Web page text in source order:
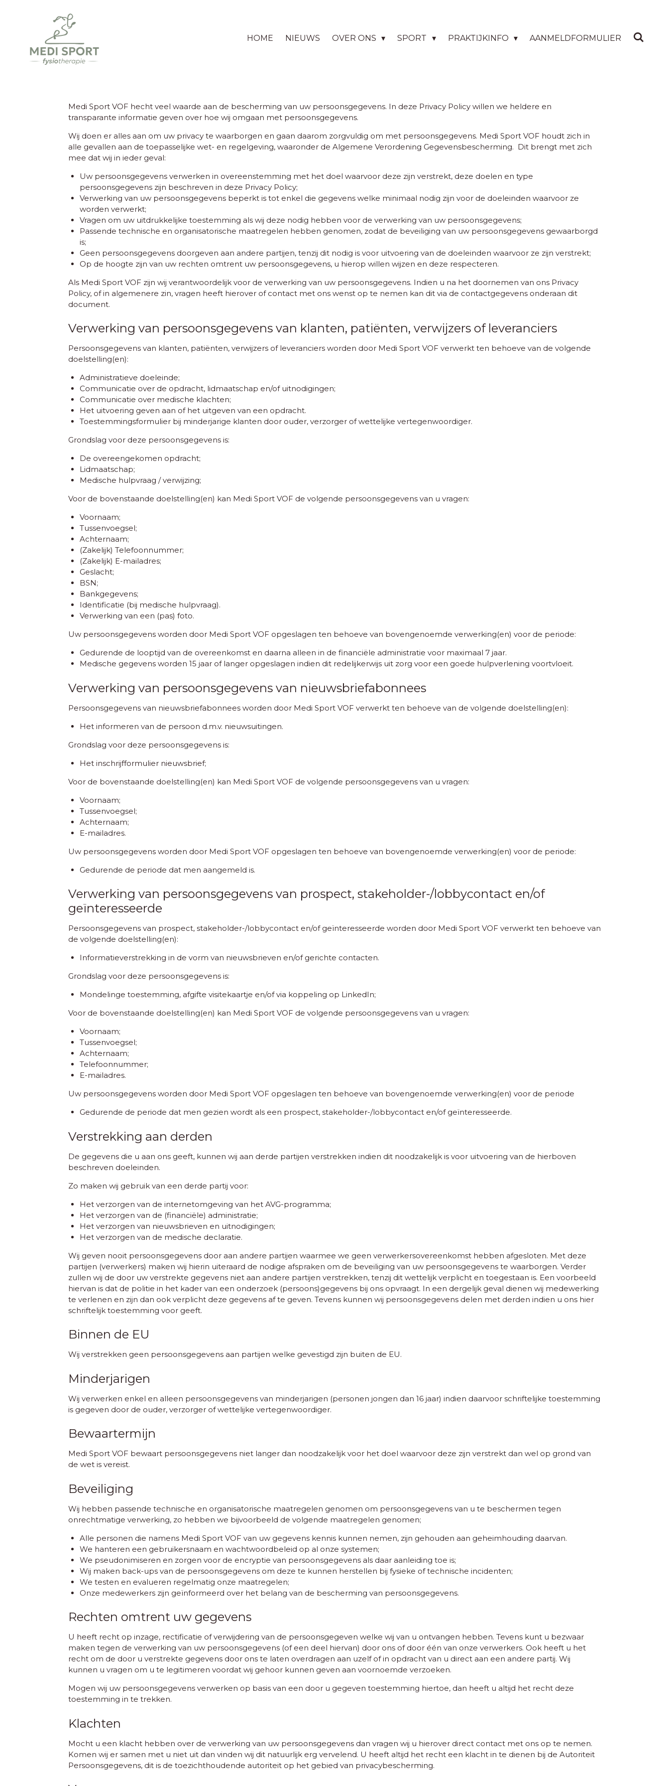
hoofdinhoud
HOME NIEUWS OVER ONS SPORT PRAKTIJKINFO AANMELDFORMULIER
Medi Sport VOF hecht veel waarde aan de bescherming van uw persoonsgegevens. In deze Privacy Policy willen we heldere en
transparante informatie geven over hoe wij omgaan met persoonsgegevens.
Wij doen er alles aan om uw privacy te waarborgen en gaan daarom zorgvuldig om met persoonsgegevens. Medi Sport VOF houdt zich in
alle gevallen aan de toepasselijke wet- en regelgeving, waaronder de Algemene Verordening Gegevensbescherming. Dit brengt met zich
mee dat wij in ieder geval:
Uw persoonsgegevens verwerken in overeenstemming met het doel waarvoor deze zijn verstrekt, deze doelen en type
persoonsgegevens zijn beschreven in deze Privacy Policy;
Verwerking van uw persoonsgegevens beperkt is tot enkel die gegevens welke minimaal nodig zijn voor de doeleinden waarvoor ze
worden verwerkt;
Vragen om uw uitdrukkelijke toestemming als wij deze nodig hebben voor de verwerking van uw persoonsgegevens;
Passende technische en organisatorische maatregelen hebben genomen, zodat de beveiliging van uw persoonsgegevens gewaarborgd
is;
Geen persoonsgegevens doorgeven aan andere partijen, tenzij dit nodig is voor uitvoering van de doeleinden waarvoor ze zijn verstrekt;
Op de hoogte zijn van uw rechten omtrent uw persoonsgegevens, u hierop willen wijzen en deze respecteren.
Als Medi Sport VOF zijn wij verantwoordelijk voor de verwerking van uw persoonsgegevens. Indien u na het doornemen van ons Privacy
Policy, of in algemenere zin, vragen heeft hierover of contact met ons wenst op te nemen kan dit via de contactgegevens onderaan dit
document.
Verwerking van persoonsgegevens van klanten, patiënten, verwijzers of leveranciers
Persoonsgegevens van klanten, patiënten, verwijzers of leveranciers worden door Medi Sport VOF verwerkt ten behoeve van de volgende
doelstelling(en):
Administratieve doeleinde;
Communicatie over de opdracht, lidmaatschap en/of uitnodigingen;
Communicatie over medische klachten;
Het uitvoering geven aan of het uitgeven van een opdracht.
Toestemmingsformulier bij minderjarige klanten door ouder, verzorger of wettelijke vertegenwoordiger.
Grondslag voor deze persoonsgegevens is:
De overeengekomen opdracht;
Lidmaatschap;
Medische hulpvraag / verwijzing;
Voor de bovenstaande doelstelling(en) kan Medi Sport VOF de volgende persoonsgegevens van u vragen:
Voornaam;
Tussenvoegsel;
Achternaam;
(Zakelijk) Telefoonnummer;
(Zakelijk) E-mailadres;
Geslacht;
BSN;
Bankgegevens;
Identificatie (bij medische hulpvraag).
Verwerking van een (pas) foto.
Uw persoonsgegevens worden door Medi Sport VOF opgeslagen ten behoeve van bovengenoemde verwerking(en) voor de periode:
Gedurende de looptijd van de overeenkomst en daarna alleen in de financiële administratie voor maximaal 7 jaar.
Medische gegevens worden 15 jaar of langer opgeslagen indien dit redelijkerwijs uit zorg voor een goede hulpverlening voortvloeit.
Verwerking van persoonsgegevens van nieuwsbriefabonnees
Persoonsgegevens van nieuwsbriefabonnees worden door Medi Sport VOF verwerkt ten behoeve van de volgende doelstelling(en):
Het informeren van de persoon d.m.v. nieuwsuitingen.
Grondslag voor deze persoonsgegevens is:
Het inschrijfformulier nieuwsbrief;
Voor de bovenstaande doelstelling(en) kan Medi Sport VOF de volgende persoonsgegevens van u vragen:
Voornaam;
Tussenvoegsel;
Achternaam;
E-mailadres.
Uw persoonsgegevens worden door Medi Sport VOF opgeslagen ten behoeve van bovengenoemde verwerking(en) voor de periode:
Gedurende de periode dat men aangemeld is.
Verwerking van persoonsgegevens van prospect, stakeholder-/lobbycontact en/of
geïnteresseerde
Persoonsgegevens van prospect, stakeholder-/lobbycontact en/of geïnteresseerde worden door Medi Sport VOF verwerkt ten behoeve van
de volgende doelstelling(en):
Informatieverstrekking in de vorm van nieuwsbrieven en/of gerichte contacten.
Grondslag voor deze persoonsgegevens is:
Mondelinge toestemming, afgifte visitekaartje en/of via koppeling op LinkedIn;
Voor de bovenstaande doelstelling(en) kan Medi Sport VOF de volgende persoonsgegevens van u vragen:
Voornaam;
Tussenvoegsel;
Achternaam;
Telefoonnummer;
E-mailadres.
Uw persoonsgegevens worden door Medi Sport VOF opgeslagen ten behoeve van bovengenoemde verwerking(en) voor de periode
Gedurende de periode dat men gezien wordt als een prospect, stakeholder-/lobbycontact en/of geïnteresseerde.
Verstrekking aan derden
De gegevens die u aan ons geeft, kunnen wij aan derde partijen verstrekken indien dit noodzakelijk is voor uitvoering van de hierboven
beschreven doeleinden.
Zo maken wij gebruik van een derde partij voor:
Het verzorgen van de internetomgeving van het AVG-programma;
Het verzorgen van de (financiële) administratie;
Het verzorgen van nieuwsbrieven en uitnodigingen;
Het verzorgen van de medische declaratie.
Wij geven nooit persoonsgegevens door aan andere partijen waarmee we geen verwerkersovereenkomst hebben afgesloten. Met deze
partijen (verwerkers) maken wij hierin uiteraard de nodige afspraken om de beveiliging van uw persoonsgegevens te waarborgen. Verder
zullen wij de door uw verstrekte gegevens niet aan andere partijen verstrekken, tenzij dit wettelijk verplicht en toegestaan is. Een voorbeeld
hiervan is dat de politie in het kader van een onderzoek (persoons)gegevens bij ons opvraagt. In een dergelijk geval dienen wij medewerking
te verlenen en zijn dan ook verplicht deze gegevens af te geven. Tevens kunnen wij persoonsgegevens delen met derden indien u ons hier
schriftelijk toestemming voor geeft.
Binnen de EU
Wij verstrekken geen persoonsgegevens aan partijen welke gevestigd zijn buiten de EU.
Minderjarigen
Wij verwerken enkel en alleen persoonsgegevens van minderjarigen (personen jongen dan 16 jaar) indien daarvoor schriftelijke toestemming
is gegeven door de ouder, verzorger of wettelijke vertegenwoordiger.
Bewaartermijn
Medi Sport VOF bewaart persoonsgegevens niet langer dan noodzakelijk voor het doel waarvoor deze zijn verstrekt dan wel op grond van
de wet is vereist.
Beveiliging
Wij hebben passende technische en organisatorische maatregelen genomen om persoonsgegevens van u te beschermen tegen
onrechtmatige verwerking, zo hebben we bijvoorbeeld de volgende maatregelen genomen;
Alle personen die namens Medi Sport VOF van uw gegevens kennis kunnen nemen, zijn gehouden aan geheimhouding daarvan.
We hanteren een gebruikersnaam en wachtwoordbeleid op al onze systemen;
We pseudonimiseren en zorgen voor de encryptie van persoonsgegevens als daar aanleiding toe is;
Wij maken back-ups van de persoonsgegevens om deze te kunnen herstellen bij fysieke of technische incidenten;
We testen en evalueren regelmatig onze maatregelen;
Onze medewerkers zijn geïnformeerd over het belang van de bescherming van persoonsgegevens.
Rechten omtrent uw gegevens
U heeft recht op inzage, rectificatie of verwijdering van de persoonsgegeven welke wij van u ontvangen hebben. Tevens kunt u bezwaar
maken tegen de verwerking van uw persoonsgegevens (of een deel hiervan) door ons of door één van onze verwerkers. Ook heeft u het
recht om de door u verstrekte gegevens door ons te laten overdragen aan uzelf of in opdracht van u direct aan een andere partij. Wij
kunnen u vragen om u te legitimeren voordat wij gehoor kunnen geven aan voornoemde verzoeken.
Mogen wij uw persoonsgegevens verwerken op basis van een door u gegeven toestemming hiertoe, dan heeft u altijd het recht deze
toestemming in te trekken.
Klachten
Mocht u een klacht hebben over de verwerking van uw persoonsgegevens dan vragen wij u hierover direct contact met ons op te nemen.
Komen wij er samen met u niet uit dan vinden wij dit natuurlijk erg vervelend. U heeft altijd het recht een klacht in te dienen bij de Autoriteit
Persoonsgegevens, dit is de toezichthoudende autoriteit op het gebied van privacybescherming.